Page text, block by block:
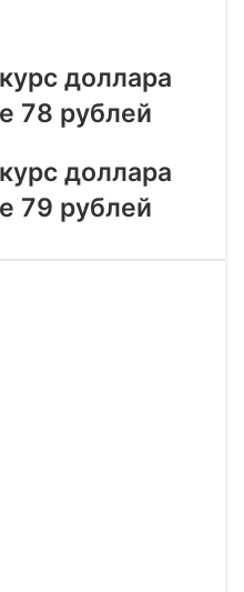
доллара
78 рублей
доллара
79 рублей